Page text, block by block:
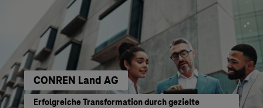
CONREN Land AG
Erfolgreiche Transformation durch gezielte